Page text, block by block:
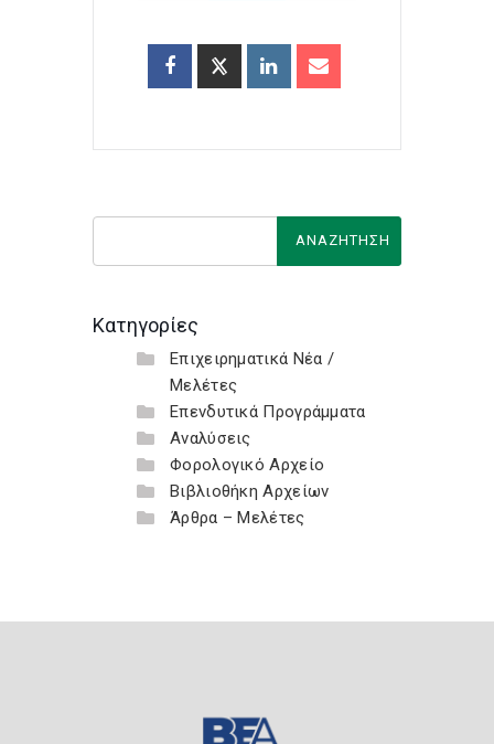
Κατηγορίες
Επιχειρηματικά Νέα /
Μελέτες
Επενδυτικά Προγράμματα
Αναλύσεις
Φορολογικό Αρχείο
Βιβλιοθήκη Αρχείων
Άρθρα – Μελέτες